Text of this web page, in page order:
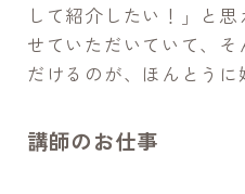
して紹介したい！」と
せていただいていて、
だけるのが、ほんとうに
講師のお仕事